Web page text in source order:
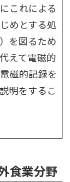
これによる
めとする処
を図るため
えて電磁的
磁的記録を
明をするこ
食業分野